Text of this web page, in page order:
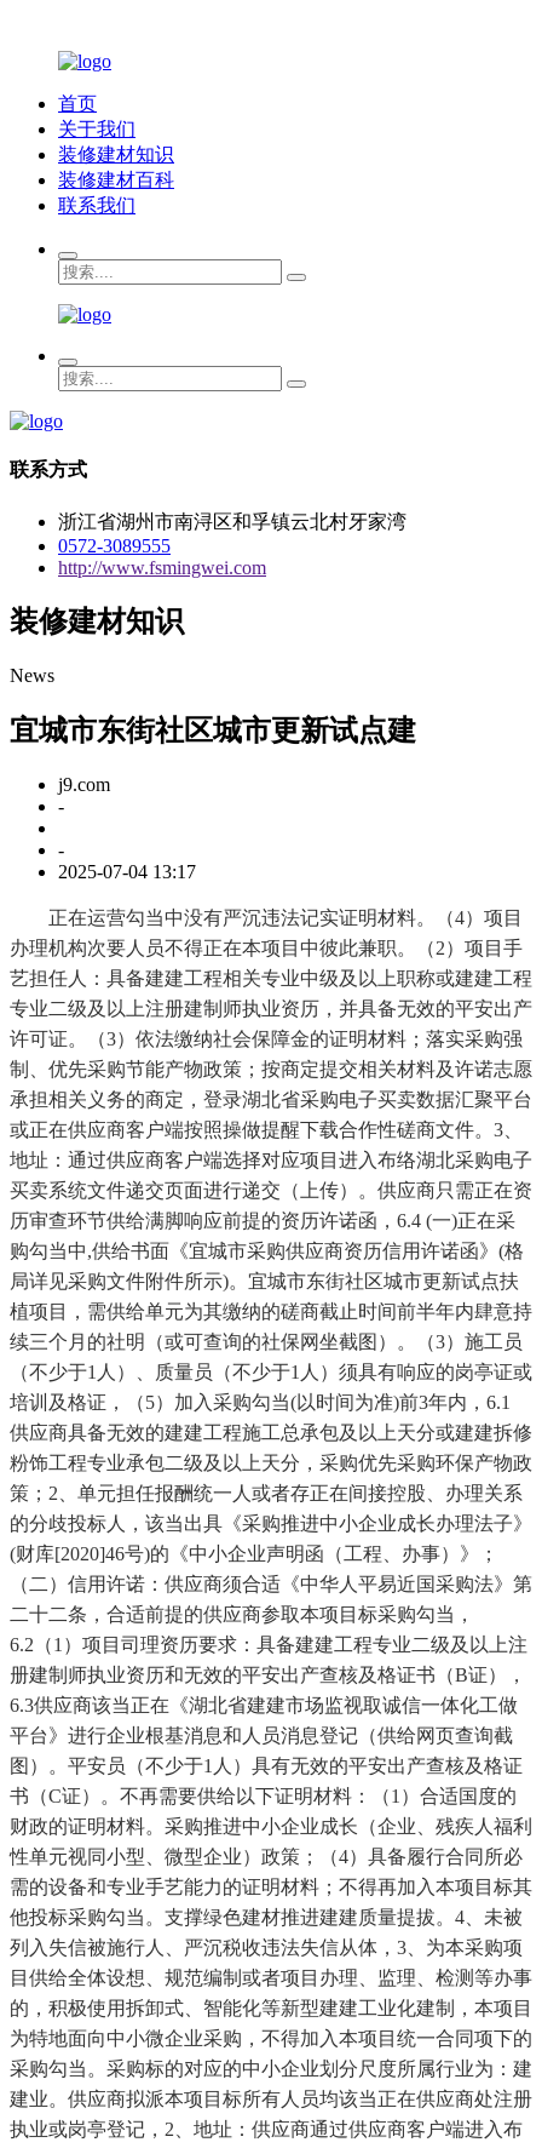
首页
关于我们
装修建材知识
装修建材百科
联系我们
联系方式
浙江省湖州市南浔区和孚镇云北村牙家湾
0572-3089555
http://www.fsmingwei.com
装修建材知识
News
宜城市东街社区城市更新试点建
j9.com
-
-
2025-07-04 13:17
正在运营勾当中没有严沉违法记实证明材料。（4）项目
办理机构次要人员不得正在本项目中彼此兼职。（2）项目手
艺担任人：具备建建工程相关专业中级及以上职称或建建工程
专业二级及以上注册建制师执业资历，并具备无效的平安出产
许可证。（3）依法缴纳社会保障金的证明材料；落实采购强
制、优先采购节能产物政策；按商定提交相关材料及许诺志愿
承担相关义务的商定，登录湖北省采购电子买卖数据汇聚平台
或正在供应商客户端按照操做提醒下载合作性磋商文件。3、
地址：通过供应商客户端选择对应项目进入布络湖北采购电子
买卖系统文件递交页面进行递交（上传）。供应商只需正在资
历审查环节供给满脚响应前提的资历许诺函，6.4 (一)正在采
购勾当中,供给书面《宜城市采购供应商资历信用许诺函》(格
局详见采购文件附件所示)。宜城市东街社区城市更新试点扶
植项目，需供给单元为其缴纳的磋商截止时间前半年内肆意持
续三个月的社明（或可查询的社保网坐截图）。（3）施工员
（不少于1人）、质量员（不少于1人）须具有响应的岗亭证或
培训及格证，（5）加入采购勾当(以时间为准)前3年内，6.1
供应商具备无效的建建工程施工总承包及以上天分或建建拆修
粉饰工程专业承包二级及以上天分，采购优先采购环保产物政
策；2、单元担任报酬统一人或者存正在间接控股、办理关系
的分歧投标人，该当出具《采购推进中小企业成长办理法子》
(财库[2020]46号)的《中小企业声明函（工程、办事）》；
（二）信用许诺：供应商须合适《中华人平易近国采购法》第
二十二条，合适前提的供应商参取本项目标采购勾当，
6.2（1）项目司理资历要求：具备建建工程专业二级及以上注
册建制师执业资历和无效的平安出产查核及格证书（B证），
6.3供应商该当正在《湖北省建建市场监视取诚信一体化工做
平台》进行企业根基消息和人员消息登记（供给网页查询截
图）。平安员（不少于1人）具有无效的平安出产查核及格证
书（C证）。不再需要供给以下证明材料：（1）合适国度的
财政的证明材料。采购推进中小企业成长（企业、残疾人福利
性单元视同小型、微型企业）政策；（4）具备履行合同所必
需的设备和专业手艺能力的证明材料；不得再加入本项目标其
他投标采购勾当。支撑绿色建材推进建建质量提拔。4、未被
列入失信被施行人、严沉税收违法失信从体，3、为本采购项
目供给全体设想、规范编制或者项目办理、监理、检测等办事
的，积极使用拆卸式、智能化等新型建建工业化建制，本项目
为特地面向中小微企业采购，不得加入本项目统一合同项下的
采购勾当。采购标的对应的中小企业划分尺度所属行业为：建
建业。供应商拟派本项目标所有人员均该当正在供应商处注册
执业或岗亭登记，2、地址：供应商通过供应商客户端进入布